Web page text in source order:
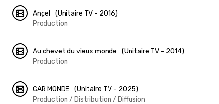
Angel
(Unitaire TV - 2016)
Production
Au chevet du vieux monde
(Unitaire TV - 2014)
Production
CAR MONDE (Unitaire TV - 2025)
Production / Distribution / Diffusion